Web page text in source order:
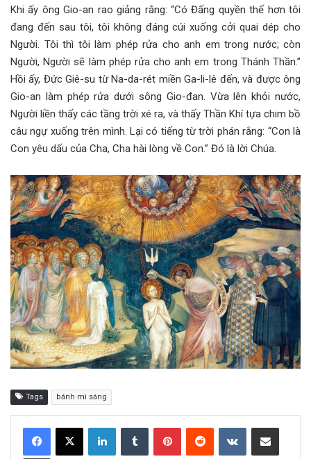
Khi ấy ông Gio-an rao giảng rằng: “Có Đấng quyền thế hơn tôi
đang đến sau tôi, tôi không đáng cúi xuống cởi quai dép cho
Người. Tôi thì tôi làm phép rửa cho anh em trong nước; còn
Người, Người sẽ làm phép rửa cho anh em trong Thánh Thần.”
Hồi ấy, Đức Giê-su từ Na-da-rét miền Ga-li-lê đến, và được ông
Gio-an làm phép rửa dưới sông Gio-đan. Vừa lên khỏi nước,
Người liền thấy các tầng trời xé ra, và thấy Thần Khí tựa chim bồ
câu ngự xuống trên mình. Lại có tiếng từ trời phán rằng: “Con là
Con yêu dấu của Cha, Cha hài lòng về Con.” Đó là lời Chúa.
Tags bánh mì sáng